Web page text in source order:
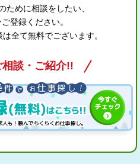
ために相談をしたい、
登録ください。
全て無料でございます。
相談・ご紹介!!